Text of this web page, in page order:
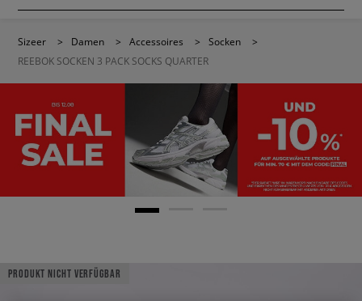
Sizeer > Damen > Accessoires > Socken
>
REEBOK SOCKEN 3 PACK SOCKS QUARTER
PRODUKT NICHT VERFÜGBAR